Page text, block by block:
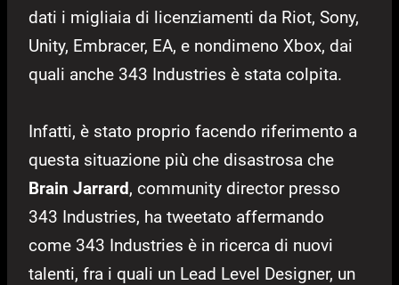
dati i migliaia di licenziamenti da Riot, Sony,
Unity, Embracer, EA, e nondimeno Xbox, dai
quali anche 343 Industries è stata colpita.
Infatti, è stato proprio facendo riferimento a
questa situazione più che disastrosa che
Brain Jarrard, community director presso
343 Industries, ha tweetato affermando
come 343 Industries è in ricerca di nuovi
talenti, fra i quali un Lead Level Designer, un